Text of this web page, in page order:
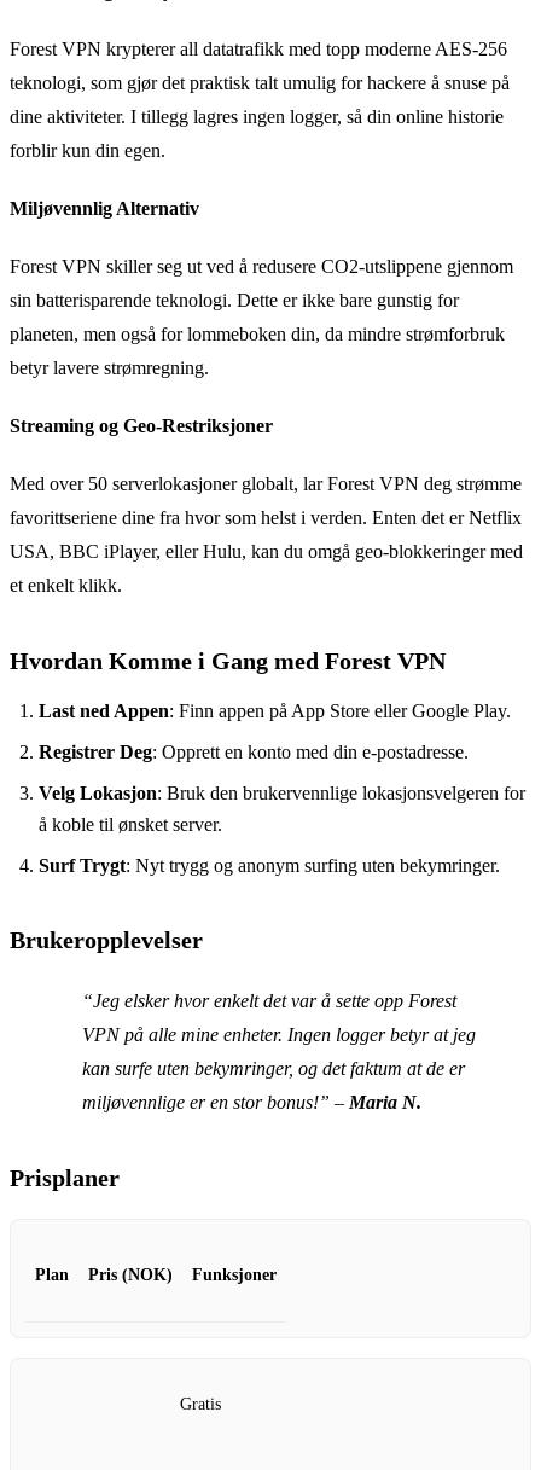
Forest VPN krypterer all datatrafikk med topp moderne AES-256
teknologi, som gjør det praktisk talt umulig for hackere å snuse på
dine aktiviteter. I tillegg lagres ingen logger, så din online historie
forblir kun din egen.
Miljøvennlig Alternativ
Forest VPN skiller seg ut ved å redusere CO2-utslippene gjennom
sin batterisparende teknologi. Dette er ikke bare gunstig for
planeten, men også for lommeboken din, da mindre strømforbruk
betyr lavere strømregning.
Streaming og Geo-Restriksjoner
Med over 50 serverlokasjoner globalt, lar Forest VPN deg strømme
favorittseriene dine fra hvor som helst i verden. Enten det er Netflix
USA, BBC iPlayer, eller Hulu, kan du omgå geo-blokkeringer med
et enkelt klikk.
Hvordan Komme i Gang med Forest VPN
Last ned Appen: Finn appen på App Store eller Google Play.
Registrer Deg: Opprett en konto med din e-postadresse.
Velg Lokasjon: Bruk den brukervennlige lokasjonsvelgeren for
å koble til ønsket server.
Surf Trygt: Nyt trygg og anonym surfing uten bekymringer.
Brukeropplevelser
“Jeg elsker hvor enkelt det var å sette opp Forest
VPN på alle mine enheter. Ingen logger betyr at jeg
kan surfe uten bekymringer, og det faktum at de er
miljøvennlige er en stor bonus!” –Maria N.
Prisplaner
Plan Pris (NOK) Funksjoner
Gratis